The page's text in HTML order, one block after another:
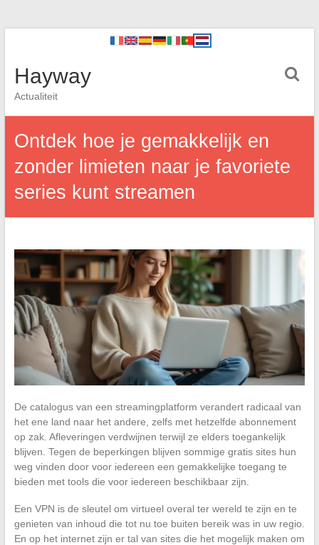
Hayway
Actualiteit
Ontdek hoe je gemakkelijk en
zonder limieten naar je favoriete
series kunt streamen
De catalogus van een streamingplatform verandert radicaal van
het ene land naar het andere, zelfs met hetzelfde abonnement
op zak. Afleveringen verdwijnen terwijl ze elders toegankelijk
blijven. Tegen de beperkingen blijven sommige gratis sites hun
weg vinden door voor iedereen een gemakkelijke toegang te
bieden met tools die voor iedereen beschikbaar zijn.
Een VPN is de sleutel om virtueel overal ter wereld te zijn en te
genieten van inhoud die tot nu toe buiten bereik was in uw regio.
En op het internet zijn er tal van sites die het mogelijk maken om